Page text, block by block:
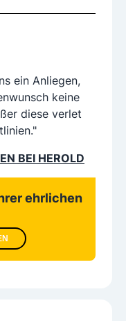
ein Anliegen,
keine
diese verlet
BEI HEROLD
ehrlichen